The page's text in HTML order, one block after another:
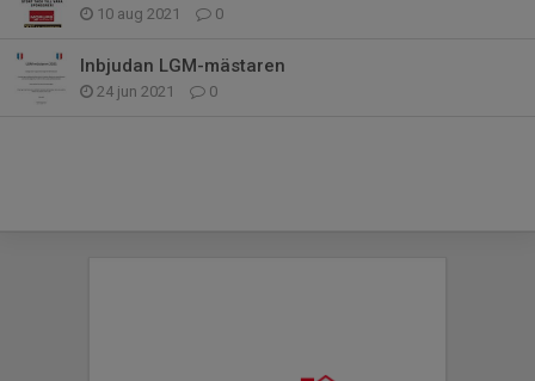
10 aug 2021 0
Inbjudan LGM-mästaren
24 jun 2021 0